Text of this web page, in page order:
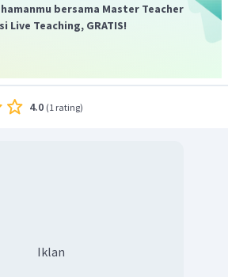
bersama Master Teacher
Live Teaching, GRATIS!
4.0 (1 rating)
Iklan